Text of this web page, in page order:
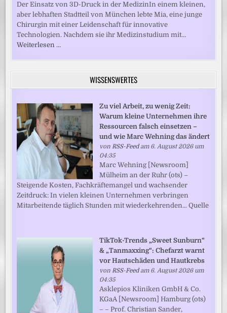
Der Einsatz von 3D-Druck in der MedizinIn einem kleinen,
aber lebhaften Stadtteil von München lebte Mia, eine junge
Chirurgin mit einer Leidenschaft für innovative
Technologien. Nachdem sie ihr Medizinstudium mit…
Weiterlesen …
WISSENSWERTES
Zu viel Arbeit, zu wenig Zeit:
Warum kleine Unternehmen ihre
Ressourcen falsch einsetzen –
und wie Marc Wehning das ändert
vonRSS-Feedam 6. August 2026 um
04:35
Marc Wehning [Newsroom]
Mülheim an der Ruhr (ots) –
Steigende Kosten, Fachkräftemangel und wachsender
Zeitdruck: In vielen kleinen Unternehmen verbringen
Mitarbeitende täglich Stunden mit wiederkehrenden... Quelle
TikTok-Trends „Sweet Sunburn“
& „Tanmaxxing“: Chefarzt warnt
vor Hautschäden und Hautkrebs
vonRSS-Feedam 6. August 2026 um
04:35
Asklepios Kliniken GmbH & Co.
KGaA [Newsroom] Hamburg (ots)
– – Prof. Christian Sander,